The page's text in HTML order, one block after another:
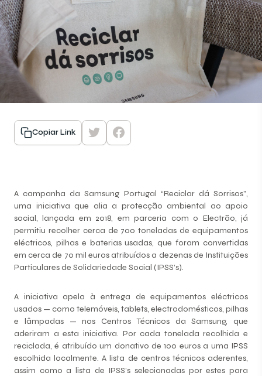
Copiar Link
A campanha da Samsung Portugal “Reciclar dá Sorrisos”,
uma iniciativa que alia a protecção ambiental ao apoio
social, lançada em 2018, em parceria com o Electrão, já
permitiu recolher cerca de 700 toneladas de equipamentos
eléctricos, pilhas e baterias usadas, que foram convertidas
em cerca de 70 mil euros atribuídos a dezenas de Instituições
Particulares de Solidariedade Social (IPSS’s).
A iniciativa apela à entrega de equipamentos eléctricos
usados — como telemóveis, tablets, electrodomésticos, pilhas
e lâmpadas — nos Centros Técnicos da Samsung, que
aderiram a esta iniciativa. Por cada tonelada recolhida e
reciclada, é atribuído um donativo de 100 euros a uma IPSS
escolhida localmente. A lista de centros técnicos aderentes,
assim como a lista de IPSS’s selecionadas por estes para